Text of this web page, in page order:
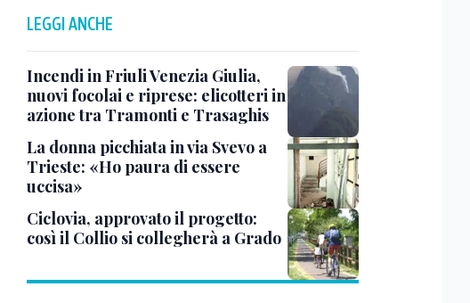
LEGGI ANCHE
Incendi in Friuli Venezia Giulia,
nuovi focolai e riprese: elicotteri in
azione tra Tramonti e Trasaghis
La donna picchiata in via Svevo a
Trieste: «Ho paura di essere
uccisa»
Ciclovia, approvato il progetto:
così il Collio si collegherà a Grado